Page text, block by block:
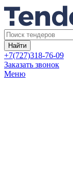
Найти
+7(727)318-76-09
Заказать звонок
Меню